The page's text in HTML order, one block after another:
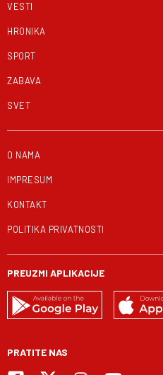
VESTI
HRONIKA
SPORT
ZABAVA
SVET
O NAMA
IMPRESUM
KONTAKT
POLITIKA PRIVATNOSTI
PREUZMI APLIKACIJE
PRATITE NAS